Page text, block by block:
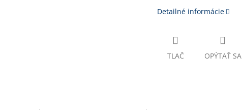
Detailné informácie
TLAČ OPÝTAŤ SA